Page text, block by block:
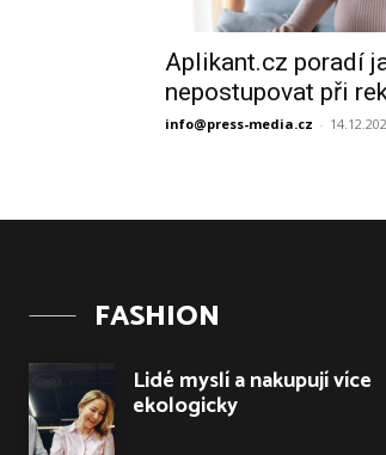
Aplikant.cz poradí
nepostupovat při
info@press-media.cz -
FASHION
Lidé myslí a nakupují více
ekologicky